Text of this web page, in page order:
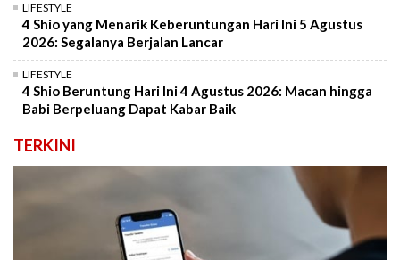
LIFESTYLE
4 Shio yang Menarik Keberuntungan Hari Ini 5 Agustus
2026: Segalanya Berjalan Lancar
LIFESTYLE
4 Shio Beruntung Hari Ini 4 Agustus 2026: Macan hingga
Babi Berpeluang Dapat Kabar Baik
TERKINI